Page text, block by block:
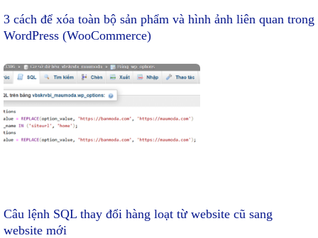
3 cách để xóa toàn bộ sản phẩm và hình ảnh liên quan trong
WordPress (WooCommerce)
Câu lệnh SQL thay đổi hàng loạt từ website cũ sang
website mới